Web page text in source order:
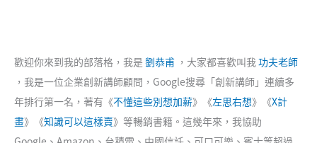
歡迎你來到我的部落格，我是 劉恭甫 ，大家都喜歡叫我功夫老師
，我是一位企業創新講師顧問，Google搜尋「創新講師」連續多
年排行第一名，著有《不懂這些別想加薪》《左思右想》《X計
畫》《知識可以這樣賣》等暢銷書籍。這幾年來，我協助